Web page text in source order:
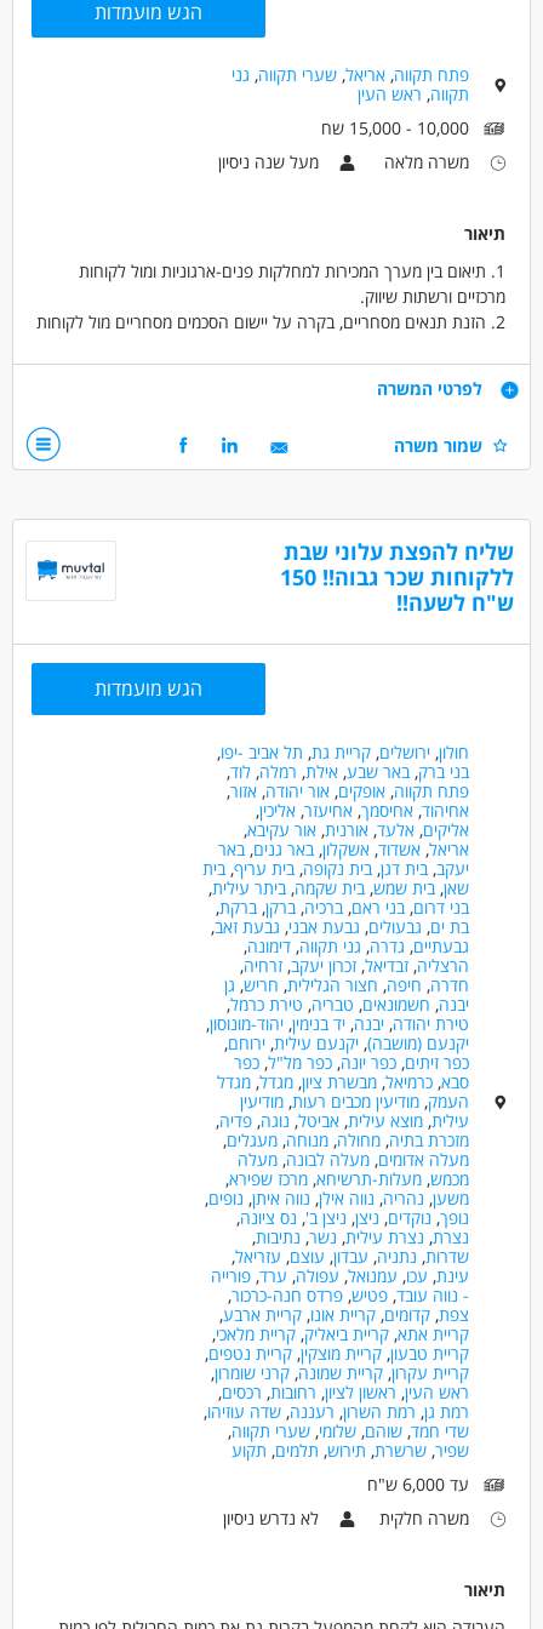
הגש מועמדות
פתח תקווה,אריאל,שערי תקווה, גני
תקווה, ראש העין
10,000 - 15,000 שח
משרה מלאה
מעל שנה ניסיון
תיאור
1. תיאום בין מערך המכירות למחלקות פנים-ארגוניות ומול לקוחות
מרכזיים ורשתות שיווק.
2. הזנת תנאים מסחריים, בקרה על יישום הסכמים מסחריים מול לקוחות
4. הכנת דוחות מכירה וניתוחים מסחריים, תמיכה בקבלת החלטות
6. עבודה עצמאית
*תנאי העבודה*:
1. משרה מלאה, א-ה, 08:00-17:00, קיימת גמישות בשעות.
2. שכר: 12K
3. הגעה עם רכב – חובה
דרישות
1. 1-3 ש"נ בתפקיד דומה בחברת מזון/משקאות/קמעונאות
יתרון
5. יכולת אנליטית גבוהה, ירידה לפרטים, מוסר עבודה גבוה ודייקנות
6. יחסי אנוש מצוינים ויכולת עבודה בצוות ובאופן עצמאי
*📩 המשרה מיועדת לגברים ונשים כאחד. נא לשלוח קו"ח
פניות מתאימות ייענו*
דרושים בתחום
אדמיניסטרציה ומזכירות - בק-אופיס
יבוא /יצוא - פקיד/ת יבוא - יצוא
יבוא /יצוא - פקיד/ת רכש
מאפייני משרה
מעל שנה ניסיון
משרה מלאה
בני 40 פלוס
דוברי שפות
המגזר הדתי
לפרטי המשרה
שמור משרה
שליח להפצת עלוני שבת
ללקוחות שכר גבוה!! 150
ש"ח לשעה!!
הגש מועמדות
חולון,ירושלים,קריית גת, תל אביב -יפו,
בני ברק,באר שבע,אילת, רמלה,לוד,
פתח תקווה,אופקים,אור יהודה,אזור,
אחיהוד,אחיסמך,אחיעזר,אליכין,
אליקים,אלעד,אורנית,אור עקיבא,
אריאל,אשדוד,אשקלון,באר גנים,באר
יעקב,בית דגן,בית נקופה,בית עריף,בית
שאן,בית שמש,בית שקמה,ביתר עילית,
בני דרום,בני ראם,ברכיה,ברקן,ברקת,
בת ים, גבעולים, גבעת אבני, גבעת זאב,
גבעתיים, גדרה, גני תקווה,דימונה,
הרצליה,זבדיאל,זכרון יעקב,זרחיה,
חדרה, חיפה, חצור הגלילית, חריש, גן
יבנה, חשמונאים, טבריה, טירת כרמל,
טירת יהודה,יבנה,יד בנימין,יהוד-מונוסון,
יקנעם (מושבה),יקנעם עילית,ירוחם,
כפר זיתים,כפר יונה,כפר מל"ל,כפר
סבא,כרמיאל,מבשרת ציון,מגדל,מגדל
העמק,מודיעין מכבים רעות,מודיעין
עילית,מוצא עילית,אביטל, נוגה,פדיה,
מזכרת בתיה,מחולה,מנוחה,מעגלים,
מעלה אדומים,מעלה לבונה,מעלה
מכמש,מעלות-תרשיחא,מרכז שפירא,
משען, נהריה, נווה אילן, נווה איתן, נופים,
נופך,נוקדים, ניצן, ניצן ב', נס ציונה,
נצרת, נצרת עילית, נשר, נתיבות,
שדרות, נתניה, עבדון, עוצם, עזריאל,
עינת, עכו, עמנואל, עפולה, ערד,פורייה
- נווה עובד,פטיש,פרדס חנה-כרכור,
צפת,קדומים,קריית אונו,קריית ארבע,
קריית אתא,קריית ביאליק,קריית מלאכי,
קריית טבעון,קריית מוצקין,קריית נטפים,
קריית עקרון,קריית שמונה,קרני שומרון,
ראש העין, ראשון לציון, רחובות, רכסים,
רמת גן, רמת השרון, רעננה,שדה עוזיהו,
שדי חמד,שוהם,שלומי,שערי תקווה,
שפיר,שרשרת, תירוש, תלמים, תקוע
עד 6,000 ש"ח
משרה חלקית
לא נדרש ניסיון
תיאור